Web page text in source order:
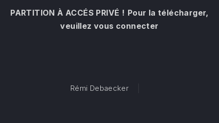
PARTITION À ACCÉS PRIVÉ ! Pour la télécharger,
veuillez vous connecter
Rémi Debaecker